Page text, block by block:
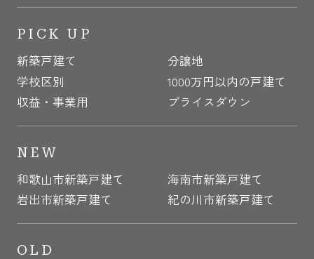
PICK UP
新築戸建て
分譲地
学校区別
1000万円以内の戸建て
収益・事業用
プライスダウン
NEW
和歌山市新築戸建て
海南市新築戸建て
岩出市新築戸建て
紀の川市新築戸建て
OLD